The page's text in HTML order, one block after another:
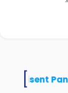
utilisent